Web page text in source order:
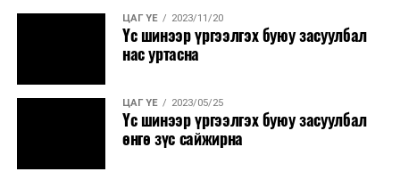
ЦАГ ҮЕ 2023/11/20
Үс шинээр үргээлгэх буюу засуулбал
нас уртасна
ЦАГ ҮЕ 2023/05/25
Үс шинээр үргээлгэх буюу засуулбал
өнгө зүс сайжирна